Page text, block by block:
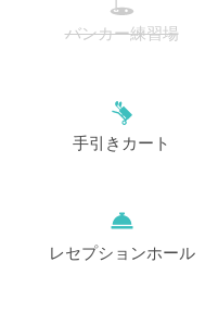
バンカー練習場
手引きカート
レセプションホール